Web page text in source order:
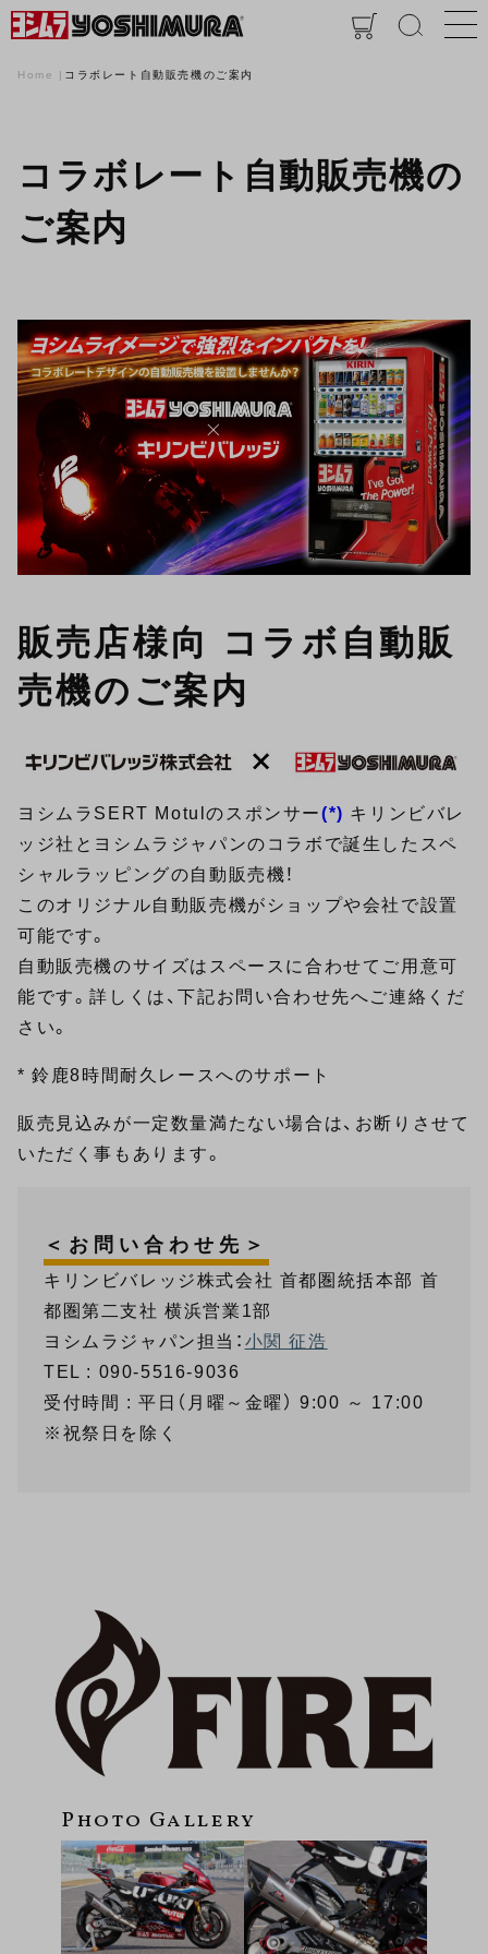
Home コラボレート自動販売機のご案内
コラボレート自動販売機の
ご案内
販売店様向 コラボ自動販
売機のご案内
ヨシムラSERT Motulのスポンサー(*) キリンビバレ
ッジ社とヨシムラジャパンのコラボで誕生したスペ
シャルラッピングの自動販売機！
このオリジナル自動販売機がショップや会社で設置
可能です。
自動販売機のサイズはスペースに合わせてご用意可
能です。詳しくは、下記お問い合わせ先へご連絡くだ
さい。
* 鈴鹿8時間耐久レースへのサポート
販売見込みが一定数量満たない場合は、お断りさせて
いただく事もあります。
＜お問い合わせ先＞
キリンビバレッジ株式会社 首都圏統括本部 首
都圏第二支社 横浜営業1部
ヨシムラジャパン担当： 小関 征浩
TEL : 090-5516-9036
受付時間 : 平日（月曜～金曜） 9:00 ～ 17:00
※祝祭日を除く